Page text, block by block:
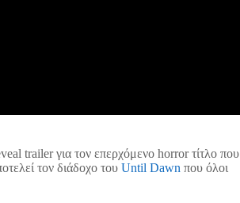
trailer για τον επερχόμενο horror τίτλο που
τον διάδοχο του Until Dawn που όλοι